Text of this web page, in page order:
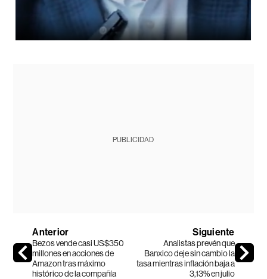
PUBLICIDAD
Anterior
Bezos vende casi US$350
millones en acciones de
Amazon tras máximo
histórico de la compañía
Siguiente
Analistas prevén que
Banxico deje sin cambio la
tasa mientras inflación baja a
3,13% en julio